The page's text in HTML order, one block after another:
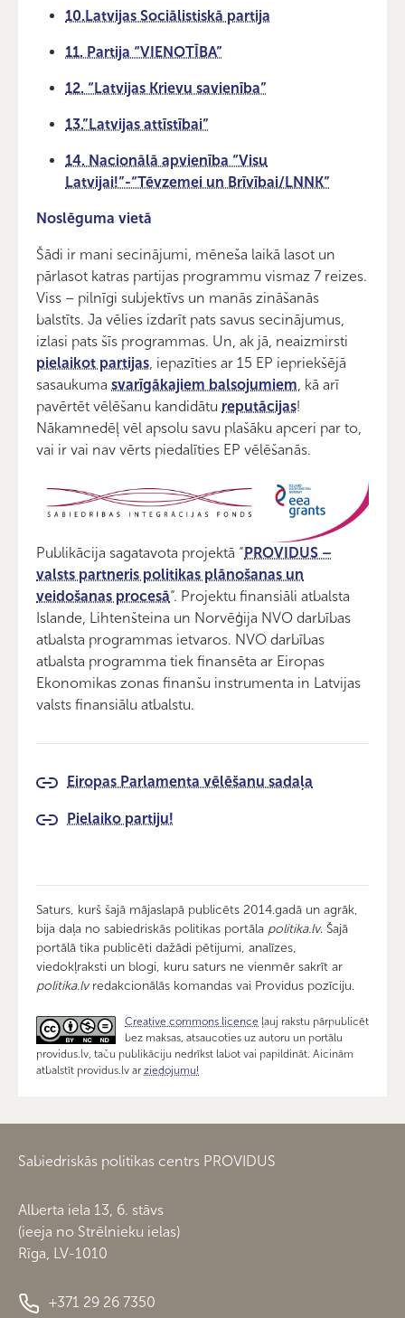
10.Latvijas Sociālistiskā partija
11. Partija “VIENOTĪBA”
12. “Latvijas Krievu savienība”
13.”Latvijas attīstībai”
14. Nacionālā apvienība “Visu
Latvijai!”-“Tēvzemei un Brīvībai/LNNK”
Noslēguma vietā
Šādi ir mani secinājumi, mēneša laikā lasot un
pārlasot katras partijas programmu vismaz 7 reizes.
Viss – pilnīgi subjektīvs un manās zināšanās
balstīts. Ja vēlies izdarīt pats savus secinājumus,
izlasi pats šīs programmas. Un, ak jā, neaizmirsti
pielaikot partijas, iepazīties ar 15 EP iepriekšējā
sasaukuma svarīgākajiem balsojumiem, kā arī
pavērtēt vēlēšanu kandidātu reputācijas!
Nākamnedēļ vēl apsolu savu plašāku apceri par to,
vai ir vai nav vērts piedalīties EP vēlēšanās.
Publikācija sagatavota projektā “PROVIDUS –
valsts partneris politikas plānošanas un
veidošanas procesā“. Projektu finansiāli atbalsta
Islande, Lihtenšteina un Norvēģija NVO darbības
atbalsta programmas ietvaros. NVO darbības
atbalsta programma tiek finansēta ar Eiropas
Ekonomikas zonas finanšu instrumenta in Latvijas
valsts finansiālu atbalstu.
Eiropas Parlamenta vēlēšanu sadaļa
Pielaiko partiju!
Saturs, kurš šajā mājaslapā publicēts 2014.gadā un agrāk,
bija daļa no sabiedriskās politikas portāla politika.lv. Šajā
portālā tika publicēti dažādi pētijumi, analīzes,
viedokļraksti un blogi, kuru saturs ne vienmēr sakrīt ar
politika.lvredakcionālās komandas vai Providus pozīciju.
Creative commons licence ļauj rakstu pārpublicēt
bez maksas, atsaucoties uz autoru un portālu
providus.lv, taču publikāciju nedrīkst labot vai papildināt. Aicinām
atbalstīt providus.lv ar ziedojumu!
Sabiedriskās politikas centrs PROVIDUS
Alberta iela 13, 6. stāvs
(ieeja no Strēlnieku ielas)
Rīga, LV-1010
+371 29 26 7350